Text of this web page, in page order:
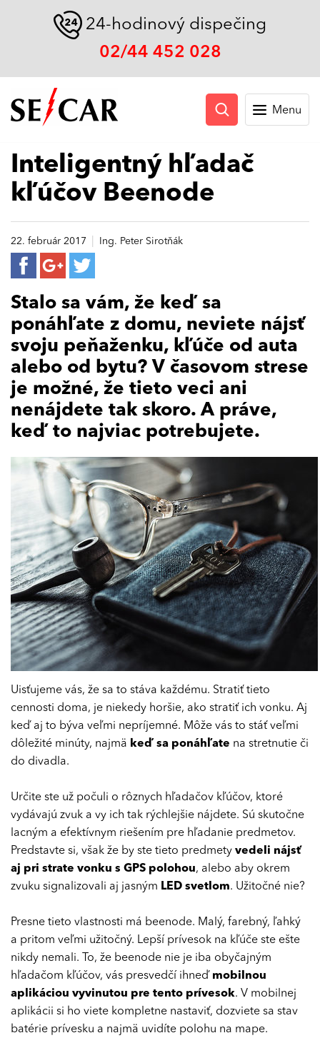
24-hodinový dispečing
02/44 452 028
Menu
Inteligentný hľadač
kľúčov Beenode
22. február 2017 Ing. Peter Sirotňák
Stalo sa vám, že keď sa
ponáhľate z domu, neviete nájsť
svoju peňaženku, kľúče od auta
alebo od bytu? V časovom strese
je možné, že tieto veci ani
nenájdete tak skoro. A práve,
keď to najviac potrebujete.
Uisťujeme vás, že sa to stáva každému. Stratiť tieto
cennosti doma, je niekedy horšie, ako stratiť ich vonku. Aj
keď aj to býva veľmi nepríjemné. Môže vás to stáť veľmi
dôležité minúty, najmä keď sa ponáhľate na stretnutie či
do divadla.
Určite ste už počuli o rôznych hľadačov kľúčov, ktoré
vydávajú zvuk a vy ich tak rýchlejšie nájdete. Sú skutočne
lacným a efektívnym riešením pre hľadanie predmetov.
Predstavte si, však že by ste tieto predmety vedeli nájsť
aj pri strate vonku s GPS polohou, alebo aby okrem
zvuku signalizovali aj jasným LED svetlom. Užitočné nie?
Presne tieto vlastnosti má beenode. Malý, farebný, ľahký
a pritom veľmi užitočný. Lepší prívesok na kľúče ste ešte
nikdy nemali. To, že beenode nie je iba obyčajným
hľadačom kľúčov, vás presvedčí ihneď mobilnou
aplikáciou vyvinutou pre tento prívesok. V mobilnej
aplikácii si ho viete kompletne nastaviť, dozviete sa stav
batérie prívesku a najmä uvidíte polohu na mape.